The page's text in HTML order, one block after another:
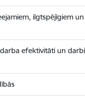
ilgtspējīgiem
efektivitāti un